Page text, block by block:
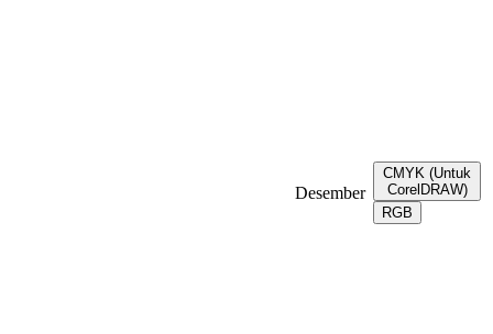
Desember
CMYK (Untuk
CorelDRAW)
RGB